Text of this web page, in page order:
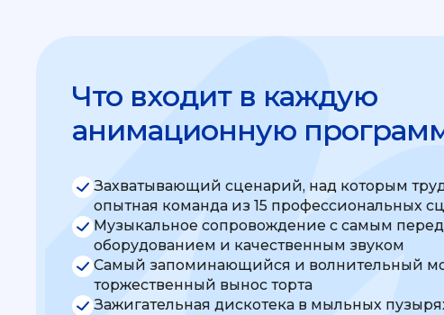
Что входит в каждую
анимационную
Захватывающий сценарий, над которым
опытная команда из 15 профессиональных
Музыкальное сопровождение с самым
оборудованием и качественным звуком
Самый запоминающийся и волнительный
торжественный вынос торта
Зажигательная дискотека в мыльных